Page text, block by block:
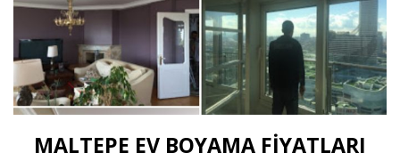
MALTEPE EV BOYAMA FİYATLARI